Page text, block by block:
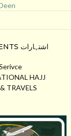
ADVERTISEMENTS اشتہارات
HAJJ
TRAVELS